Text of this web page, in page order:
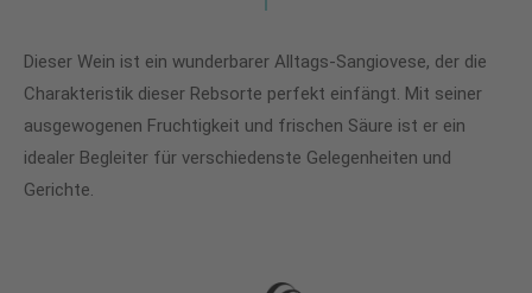
Dieser Wein ist ein wunderbarer Alltags-Sangiovese, der die
Charakteristik dieser Rebsorte perfekt einfängt. Mit seiner
ausgewogenen Fruchtigkeit und frischen Säure ist er ein
idealer Begleiter für verschiedenste Gelegenheiten und
Gerichte.